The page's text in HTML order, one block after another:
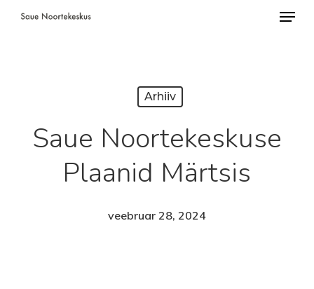
Skip
Arhiiv
Saue Noortekeskuse
Plaanid Märtsis
veebruar 28, 2024